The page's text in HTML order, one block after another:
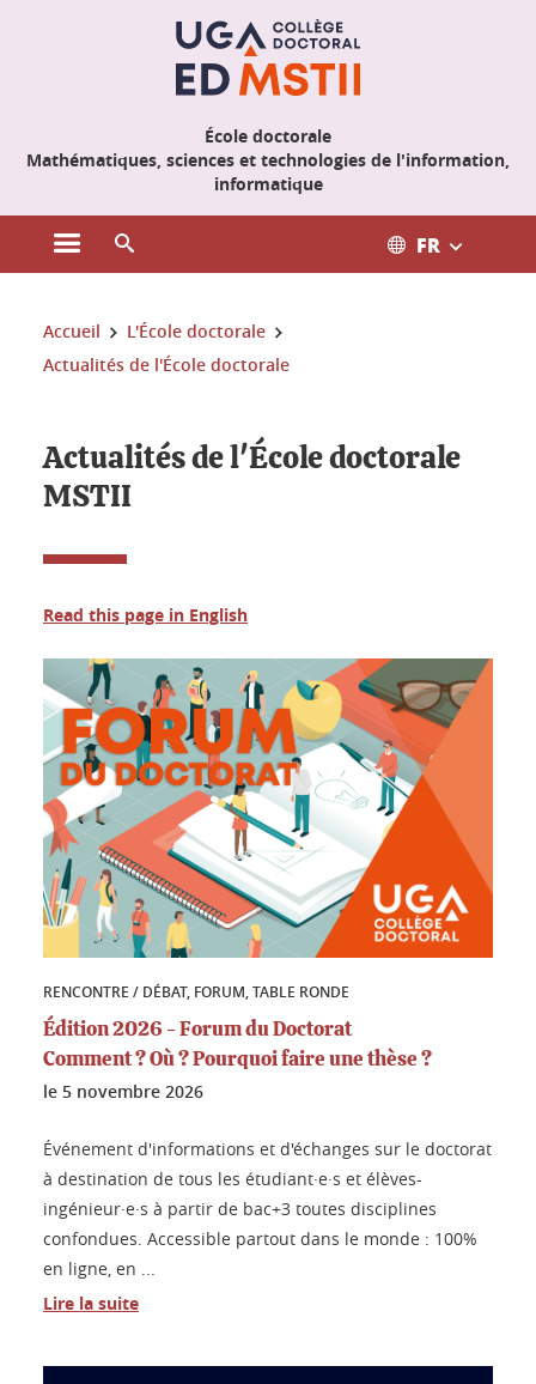
École doctorale
Mathématiques, sciences et technologies de l'information,
informatique
Ouvrir le menu principal FR
Vous êtes ici :
Accueil
L'École doctorale
Actualités de l'École doctorale
Actualités de l'École doctorale
MSTII
Read this page in English
RENCONTRE / DÉBAT, FORUM, TABLE RONDE
Édition 2026 - Forum du Doctorat
Comment ? Où ? Pourquoi faire une thèse ?
le 5 novembre 2026
Événement d'informations et d'échanges sur le doctorat
à destination de tous les étudiant·e·s et élèves-
ingénieur·e·s à partir de bac+3 toutes disciplines
confondues. Accessible partout dans le monde : 100%
en ligne, en ...
Lire la suite